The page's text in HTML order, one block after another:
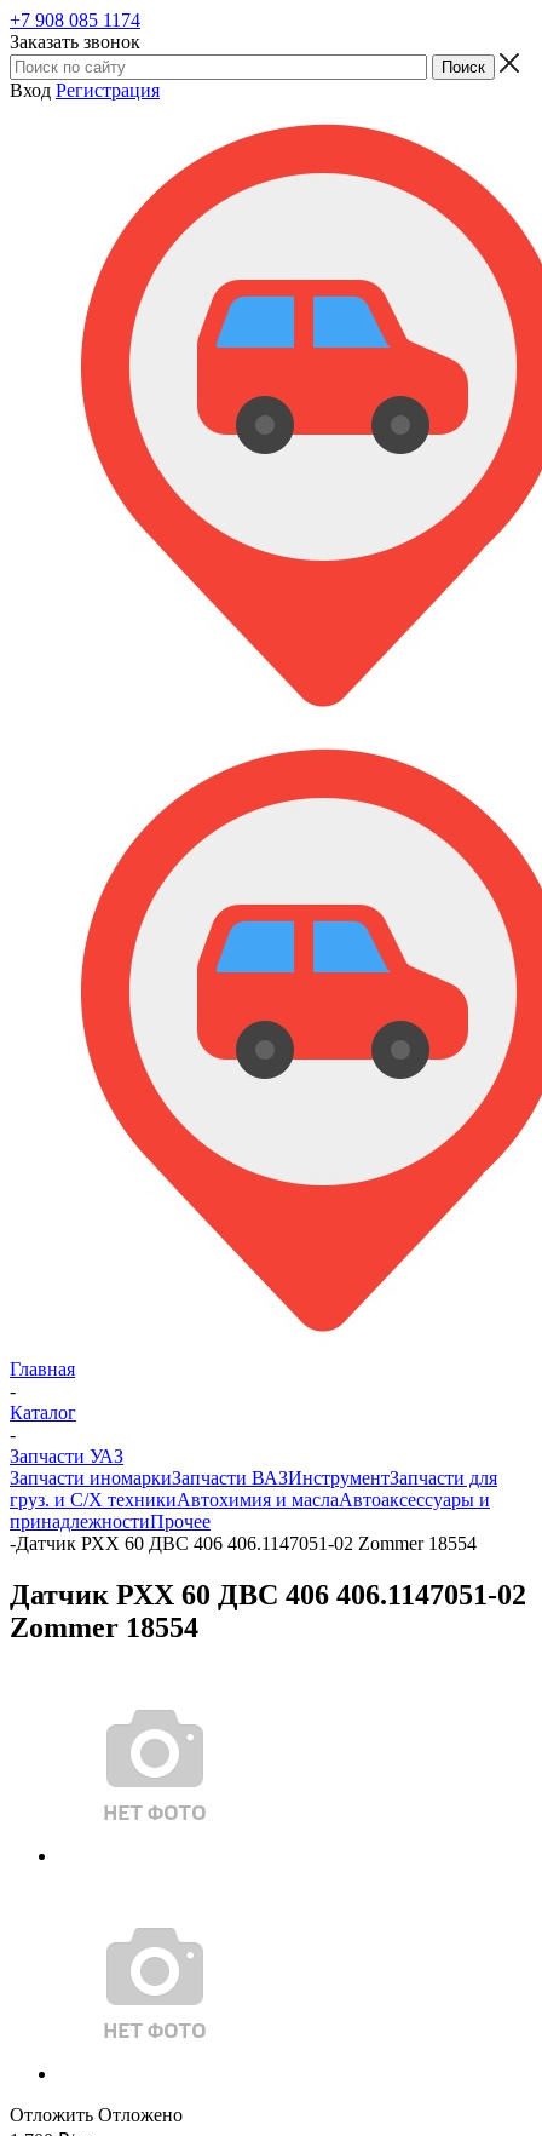
+7 908 085 1174
Заказать звонок
Вход Регистрация
Главная
-
Каталог
-
Запчасти УАЗ
Запчасти иномаркиЗапчасти ВАЗИнструментЗапчасти для
груз. и С/Х техникиАвтохимия и маслаАвтоаксессуары и
принадлежностиПрочее
-Датчик РХХ 60 ДВС 406 406.1147051-02 Zommer 18554
Датчик РХХ 60 ДВС 406 406.1147051-02
Zommer 18554
Отложить Отложено